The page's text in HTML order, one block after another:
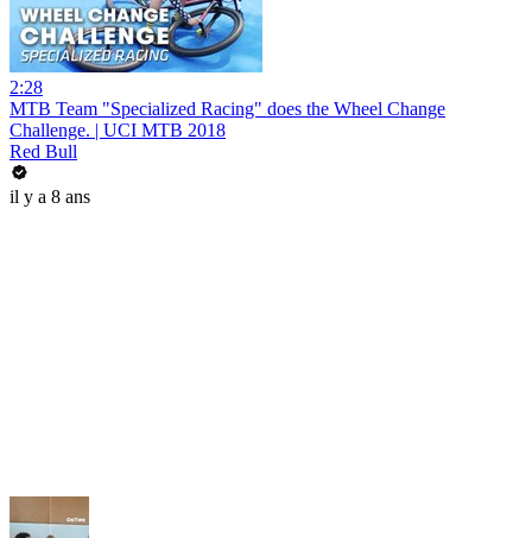
2:28
MTB Team "Specialized Racing" does the Wheel Change
Challenge. | UCI MTB 2018
Red Bull
il y a 8 ans